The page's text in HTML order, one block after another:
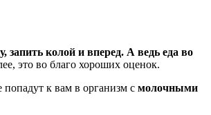
запить колой и вперед. А ведь еда во
это во благо хороших оценок.
попадут к вам в организм с молочными